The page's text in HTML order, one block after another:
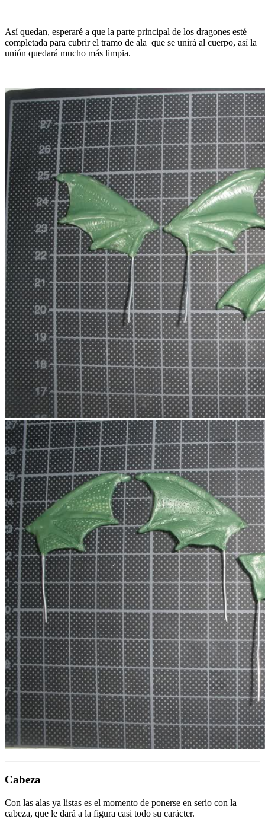
Así quedan, esperaré a que la parte principal de los dragones esté
completada para cubrir el tramo de ala que se unirá al cuerpo, así la
unión quedará mucho más limpia.
Cabeza
Con las alas ya listas es el momento de ponerse en serio con la
cabeza, que le dará a la figura casi todo su carácter.